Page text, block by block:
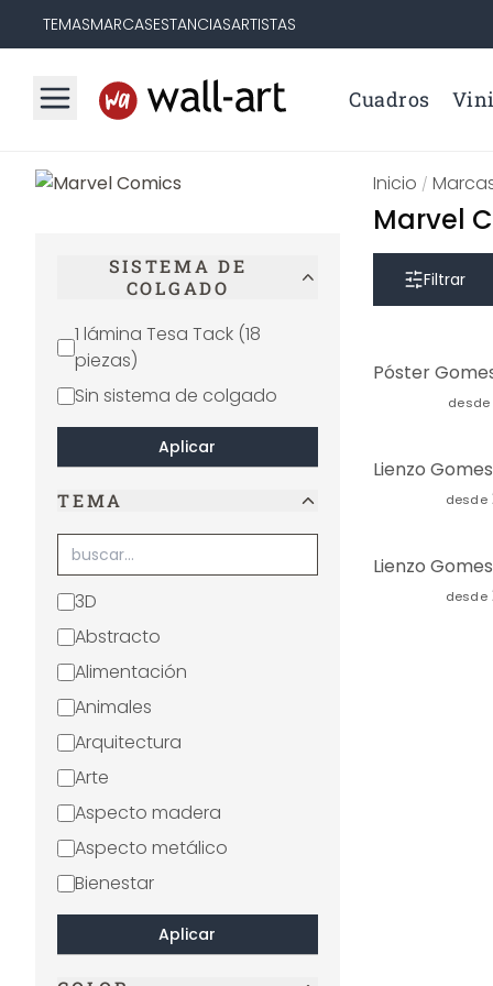
TEMASMARCASESTANCIASARTISTAS
Cuadros
SISTEMA DE
COLGADO
1 lámina Tesa Tack (18
piezas)
Sin sistema de colgado
Aplicar
TEMA
3D
Abstracto
Alimentación
Animales
Arquitectura
Arte
Aspecto madera
Aspecto metálico
Bienestar
Blanco y negro
Boho
Aplicar
Inicio /
Marvel
Filtrar
desde
desde
desde